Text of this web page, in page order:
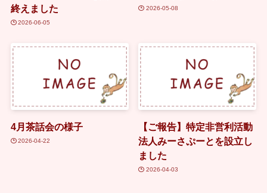
終えました
2026-06-05
2026-05-08
4月茶話会の様子
2026-04-22
【ご報告】特定非営利活動
法人みーさぷーとを設立し
ました
2026-04-03